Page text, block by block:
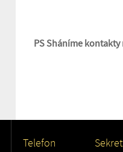
PS Sháníme
Telefon